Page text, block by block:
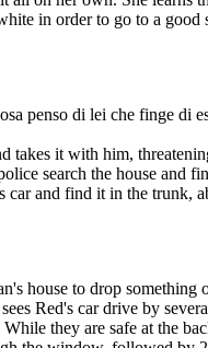
in order to go to a good
penso di lei che finge di
takes it with him,
search the house and
car and find it in the trunk,
house to drop something
Red's car drive by
they are safe at the